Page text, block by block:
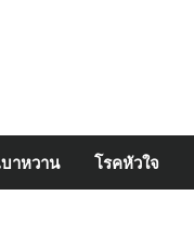
บาหวาน โรคหัวใจ